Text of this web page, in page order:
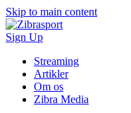
Skip to main content
Sign Up
Streaming
Artikler
Om os
Zibra Media